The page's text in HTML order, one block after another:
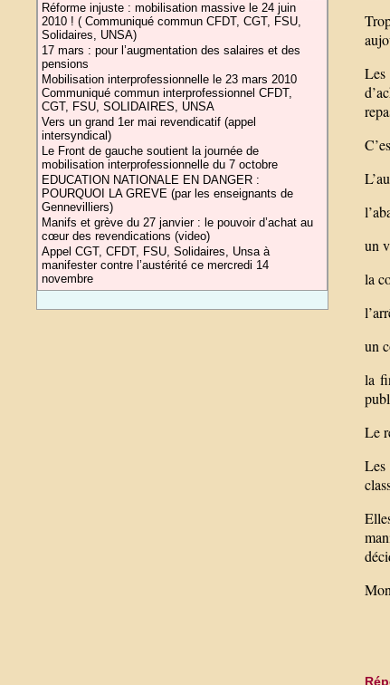
Réforme injuste : mobilisation massive le 24 juin
2010 ! ( Communiqué commun CFDT, CGT, FSU,
Solidaires, UNSA)
17 mars : pour l’augmentation des salaires et des
pensions
Mobilisation interprofessionnelle le 23 mars 2010
Communiqué commun interprofessionnel CFDT,
CGT, FSU, SOLIDAIRES, UNSA
Vers un grand 1er mai revendicatif (appel
intersyndical)
Le Front de gauche soutient la journée de
mobilisation interprofessionnelle du 7 octobre
EDUCATION NATIONALE EN DANGER :
POURQUOI LA GREVE (par les enseignants de
Gennevilliers)
Manifs et grève du 27 janvier : le pouvoir d’achat au
cœur des revendications (video)
Appel CGT, CFDT, FSU, Solidaires, Unsa à
manifester contre l’austérité ce mercredi 14
novembre
Les
un
la
un
la
Le